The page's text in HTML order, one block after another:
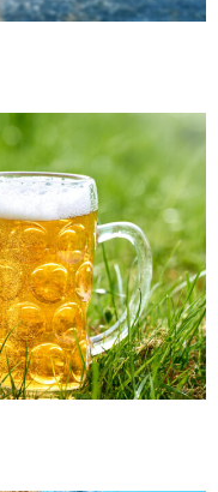
© Michael Bihlmayer